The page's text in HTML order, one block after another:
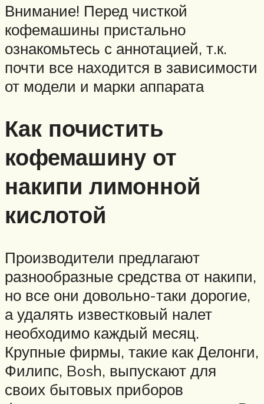
Внимание! Перед чисткой
кофемашины пристально
ознакомьтесь с аннотацией, т.к.
почти все находится в зависимости
от модели и марки аппарата
Как почистить
кофемашину от
накипи лимонной
кислотой
Производители предлагают
разнообразные средства от накипи,
но все они довольно-таки дорогие,
а удалять известковый налет
необходимо каждый месяц.
Крупные фирмы, такие как Делонги,
Филипс, Bosh, выпускают для
своих бытовых приборов